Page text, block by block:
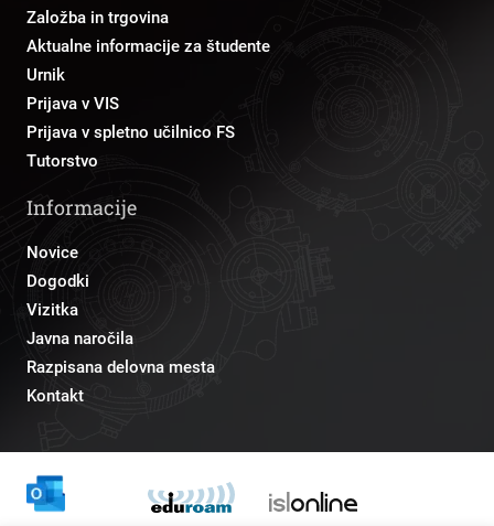
Založba in trgovina
Aktualne informacije za študente
Urnik
Prijava v VIS
Prijava v spletno učilnico FS
Tutorstvo
Informacije
Novice
Dogodki
Vizitka
Javna naročila
Razpisana delovna mesta
Kontakt